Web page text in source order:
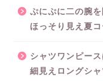
ぷにぷに二の腕
ほっそり見え夏
シャツワンピー
細見えロングシ